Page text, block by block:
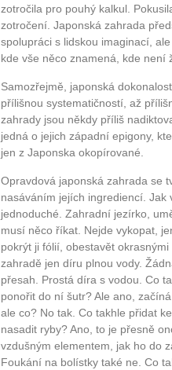
zotročila pro pouhý kalkul.
zotročení. Japonská zahrada
spolupráci s lidskou imaginací,
kde vše něco znamená, kde není
Samozřejmě, japonská
přílišnou systematičností, až
zahrady jsou někdy příliš
jedná o jejich západní epigony,
jen z Japonska okopírované.
Opravdová japonská zahrada se
nasáváním jejích ingrediencí.
jednoduché. Zahradní jezírko,
musí něco říkat. Nejde vykopat,
pokrýt ji fólií, obestavět
zahradě jen díru plnou vody.
přesah. Prostá díra s vodou. Co
ponořit do ní šutr? Ale ano,
ale co? No tak. Co takhle přidat
nasadit ryby? Ano, to je přesně
vzdušným elementem, jak ho do
Foukání na bolístky také ne. Co